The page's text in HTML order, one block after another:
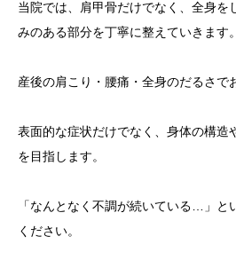
当院では、肩甲骨だけでなく、全身を
みのある部分を丁寧に整えていきます。
産後の肩こり・腰痛・全身のだるさで
表面的な症状だけでなく、身体の構造
を目指します。
「なんとなく不調が続いている…」と
ください。